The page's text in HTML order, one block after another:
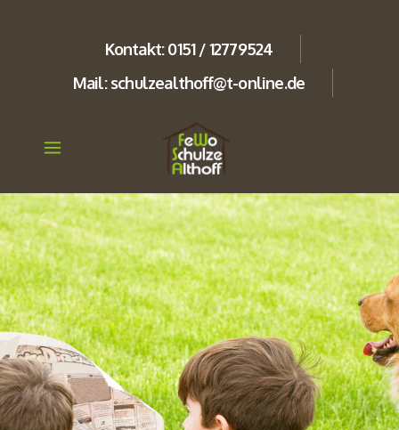
Kontakt: 0151 / 12779524
Mail: schulzealthoff@t-online.de